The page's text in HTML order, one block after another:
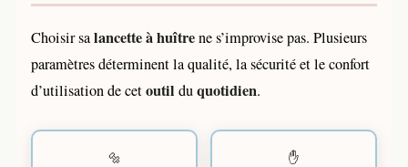
Choisir salancette à huîtrene s’improvise pas. Plusieurs
paramètres déterminent la qualité, la sécurité et le confort
d’utilisation de cetoutil duquotidien.
🔩 ✋